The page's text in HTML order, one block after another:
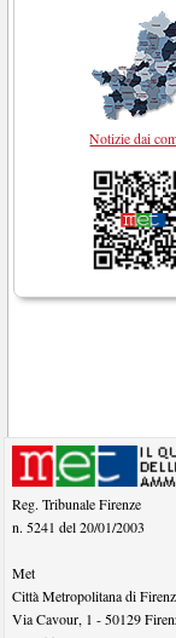
Notizie dai
Reg. Tribunale Firenze
n. 5241 del 20/01/2003
Met
Città Metropolitana di
Via Cavour, 1 - 50129